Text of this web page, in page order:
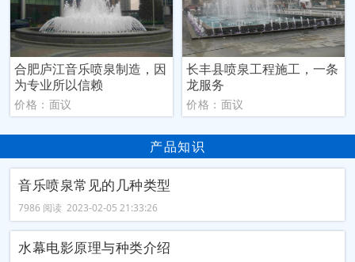
合肥庐江音乐喷泉制造，因
为专业所以信赖
价格：面议
长丰县喷泉工程施工，一条
龙服务
价格：面议
产品知识
音乐喷泉常见的几种类型
7986 阅读 2023-02-05 21:33:26
水幕电影原理与种类介绍